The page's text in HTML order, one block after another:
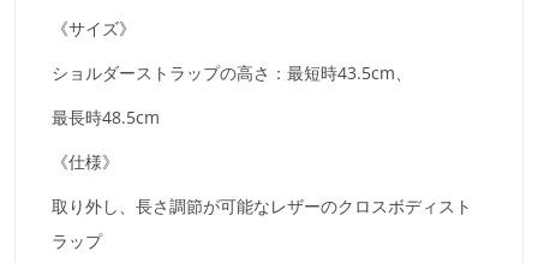
《サイズ》
ショルダーストラップの高さ：最短時43.5cm、
最長時48.5cm
《仕様》
取り外し、長さ調節が可能なレザーのクロスボディスト
ラップ